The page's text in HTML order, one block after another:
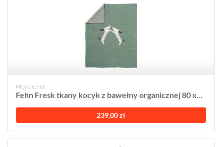
Morele.net
Fehn Fresk tkany kocyk z bawełny organicznej 80 x...
239,00 zł